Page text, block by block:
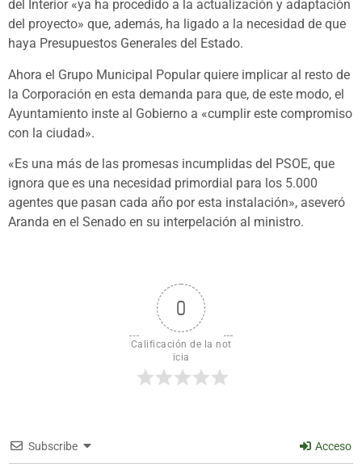
del Interior «ya ha procedido a la actualización y adaptación
del proyecto» que, además, ha ligado a la necesidad de que
haya Presupuestos Generales del Estado.
Ahora el Grupo Municipal Popular quiere implicar al resto de
la Corporación en esta demanda para que, de este modo, el
Ayuntamiento inste al Gobierno a «cumplir este compromiso
con la ciudad».
«Es una más de las promesas incumplidas del PSOE, que
ignora que es una necesidad primordial para los 5.000
agentes que pasan cada año por esta instalación», aseveró
Aranda en el Senado en su interpelación al ministro.
0
Calificación de la not
icia
Subscribe Acceso